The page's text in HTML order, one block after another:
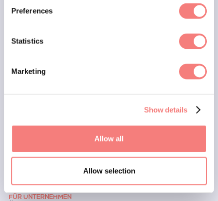
Preferences
Statistics
Marketing
Show details
Allow all
Allow selection
4.9/5 Zufriedenheitsquote
Kontakt aufnehmen
Karriere
FÜR UNTERNEHMEN